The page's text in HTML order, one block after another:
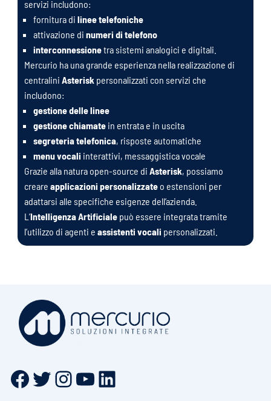
servizi includono:
fornitura di linee telefoniche
attivazione di numeri di telefono
interconnessionetra sistemi analogici e digitali.
Mercurio ha una grande esperienza nella realizzazione di
centralini Asterisk personalizzati con servizi che
includono:
gestione delle linee
gestione chiamatein entrata e in uscita
segreteria telefonica, risposte automatiche
menu vocali interattivi, messaggistica vocale
Grazie alla natura open-source di Asterisk, possiamo
creare applicazioni personalizzateo estensioni per
adattarsi alle specifiche esigenze dell’azienda.
L’Intelligenza Artificialepuò essere integrata tramite
l’utilizzo di agenti e assistenti vocali personalizzati.
Facebook Twitter Instagram YouTube LinkedIn